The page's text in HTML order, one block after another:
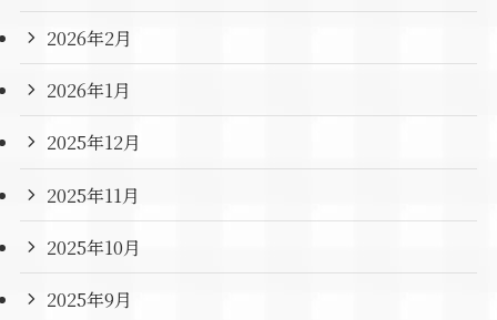
2026年2月
2026年1月
2025年12月
2025年11月
2025年10月
2025年9月